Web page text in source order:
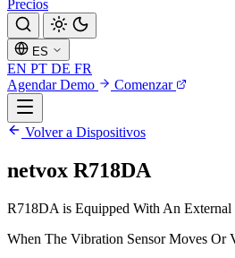
Precios
ES
EN PT DE FR
Agendar Demo
Comenzar
Volver a Dispositivos
netvox R718DA
R718DA is Equipped With An
When The Vibration Sensor Moves